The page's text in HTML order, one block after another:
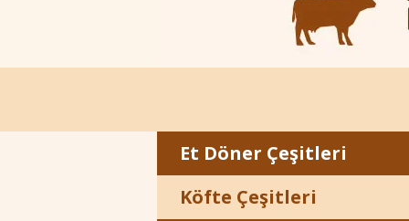
Et Döner Çeşitleri
Köfte Çeşitleri